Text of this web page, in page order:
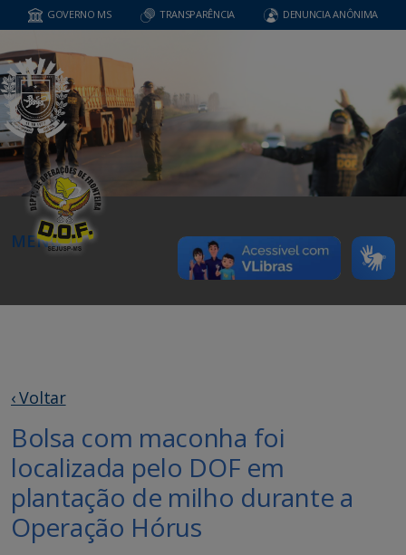
GOVERNO MS TRANSPARÊNCIA DENUNCIA ANÔNIMA
MENU
‹ Voltar
Bolsa com maconha foi
localizada pelo DOF em
plantação de milho durante a
Operação Hórus